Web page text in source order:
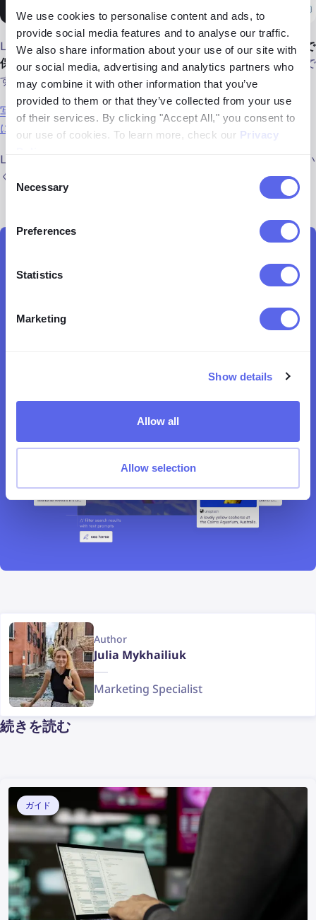
We use cookies to personalise content and ads, to
provide social media features and to analyse our traffic.
We also share information about your use of our site with
our social media, advertising and analytics partners who
may combine it with other information that you’ve
provided to them or that they’ve collected from your use
of their services. By clicking "Accept All," you consent to
our use of cookies. To learn more, check our Privacy
Consent
Selection
Necessary
Preferences
Statistics
Marketing
Show details
Allow all
Allow selection
Lenso.aiがどのようにしてオンラインクリエイターが著作権で
保護されたコンテンツを効果的に守る手助けをするか の一例で
す：
写真家の著作権保護とlenso.ai: 逆画像検索ツールがどのよう
に役立つか
Lenso.aiに加えて、
もい
くつかあります。
著作権画像検索ツールで作品をオンラインで保護し
よう！
Author
Julia Mykhailiuk
Marketing Specialist
続きを読む
ガイド